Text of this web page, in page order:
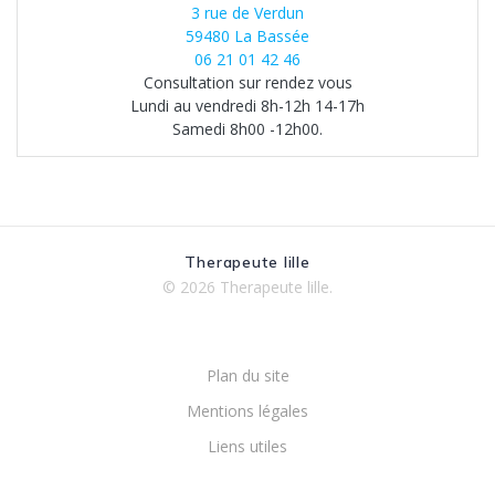
3 rue de Verdun
59480 La Bassée
06 21 01 42 46
Consultation sur rendez vous
Lundi au vendredi 8h-12h 14-17h
Samedi 8h00 -12h00.
Therapeute lille
© 2026 Therapeute lille.
Plan du site
Mentions légales
Liens utiles